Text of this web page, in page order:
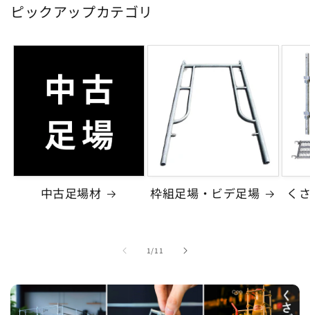
中…
ピックアップカテゴリ
中古足場材 枠組足場・ビデ足場 く
1/の
11